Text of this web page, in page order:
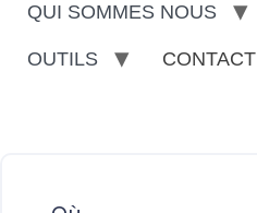
QUI SOMMES NOUS
OUTILS CONTACT